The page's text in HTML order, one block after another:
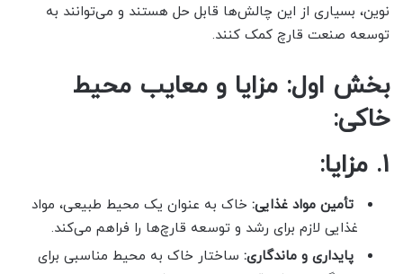
نوین، بسیاری از این چالش‌ها قابل حل هستند و می‌توانند به
توسعه صنعت قارچ کمک کنند.
بخش اول: مزایا و معایب محیط
خاکی:
1. مزایا:
تأمین مواد غذایی: خاک به عنوان یک محیط طبیعی، مواد
غذایی لازم برای رشد و توسعه قارچ‌ها را فراهم می‌کند.
پایداری و ماندگاری: ساختار خاک به محیط مناسبی برای